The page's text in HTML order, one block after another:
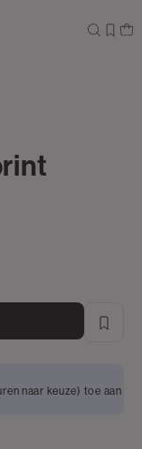
naar keuze) toe aan